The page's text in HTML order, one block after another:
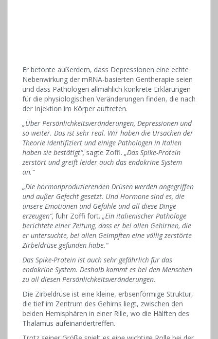
Er betonte außerdem, dass Depressionen eine echte
Nebenwirkung der mRNA-basierten Gentherapie seien
und dass Pathologen allmählich konkrete Erklärungen
für die physiologischen Veränderungen finden, die nach
der Injektion im Körper auftreten.
„Über Persönlichkeitsveränderungen, Depressionen und
so weiter. Das ist sehr real. Wir haben die Ursachen der
Theorie identifiziert und einige Pathologen in Italien
haben sie bestätigt“, sagte Zoffi. „Das Spike-Protein
zerstört und greift leider auch das endokrine System
an.“
„Die hormonproduzierenden Drüsen werden angegriffen
und außer Gefecht gesetzt. Und Hormone sind es, die
unsere Emotionen und Gefühle und all diese Dinge
erzeugen“, fuhr Zoffi fort. „Ein italienischer Pathologe
berichtete einer Zeitung, dass er bei allen Gehirnen, die
er untersuchte, bei allen Geimpften eine völlig zerstörte
Zirbeldrüse gefunden habe.“
Das Spike-Protein ist auch sehr gefährlich für das
endokrine System. Deshalb kommt es bei den Menschen
zu all diesen Persönlichkeitsveränderungen.
Die Zirbeldrüse ist eine kleine, erbsenförmige Struktur,
die tief im Zentrum des Gehirns liegt, zwischen den
beiden Hemisphären in einer Rille, wo die Hälften des
Thalamus aufeinandertreffen.